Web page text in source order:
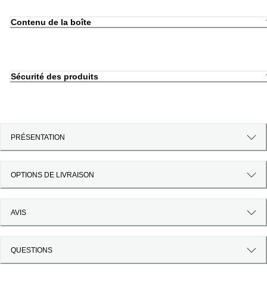
Contenu de la boîte
Sécurité des produits
PRÉSENTATION
OPTIONS DE LIVRAISON
AVIS
QUESTIONS